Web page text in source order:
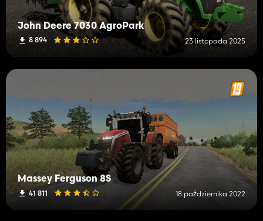
John Deere 7030 AgroPark
8 894 23 listopada 2025
Massey Ferguson 8S
41 811 18 października 2022